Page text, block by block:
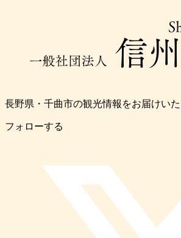
長野県・千曲市の観光情報をお届けいた
フォローする